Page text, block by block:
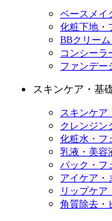
ベースメイ
化粧下地・
BBクリー
コンシーラ
ファンデー
スキンケア・基
スキンケア
クレンジン
化粧水・フ
乳液・美容
パック・フ
アイケア・
リップケア
角質除去・